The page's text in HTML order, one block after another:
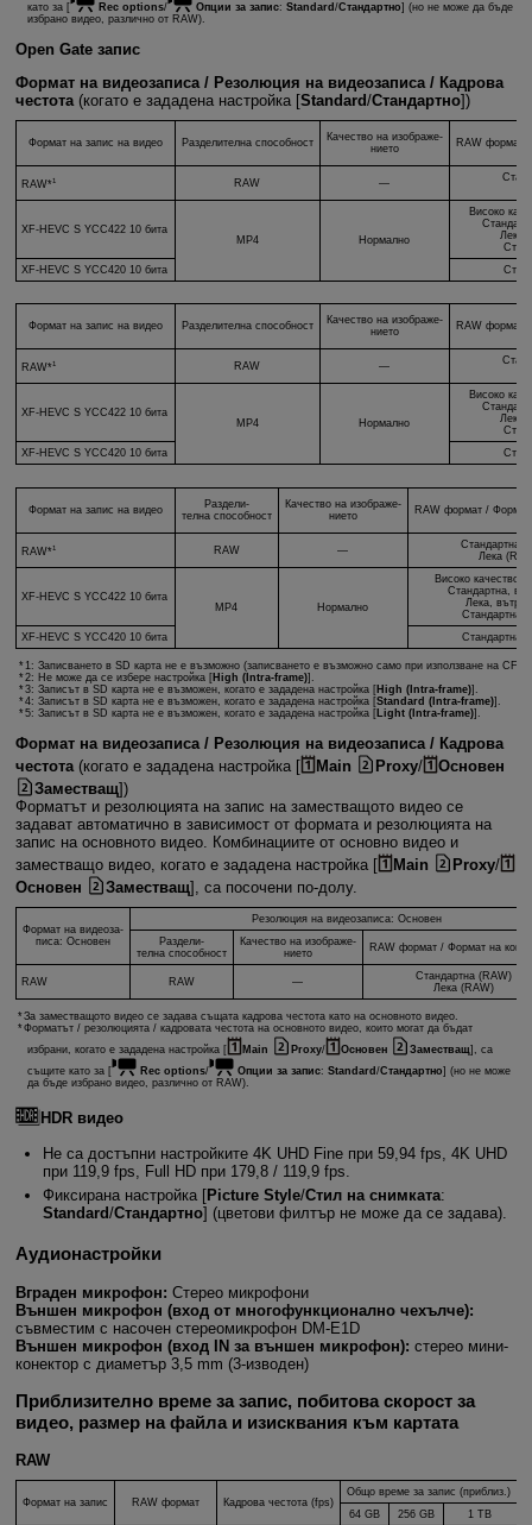
като за [
Rec options/ Опции за запис: Standard /Стандартно] (но не може да бъде
избрано видео, различно от RAW).
Open Gate запис
Формат на видеозаписа / Резолюция на видеозаписа / Кадрова
честота(когато е зададена настройка [Standard/Стандартно])
Формат на запис на видео Разделителна способност
Качество на изображе-
нието
RAW формат
RAW*1 RAW —
XF-HEVC S YCC422 10 бита
MP4
Нормално
Високо
Лека,
XF-HEVC S YCC420 10 бита
Формат на запис на видео Разделителна способност
Качество на изображе-
нието
RAW формат
RAW*1 RAW —
XF-HEVC S YCC422 10 бита
MP4
Нормално
Високо
Лека,
XF-HEVC S YCC420 10 бита
Формат на запис на видео
Раздели-
телна способност
Качество на изображе-
нието
RAW формат / Формат
RAW*1 RAW —
Стандартна
Лека
XF-HEVC S YCC422 10 бита
MP4
Нормално
Високо качество,
Стандартна,
Лека,
Стандартна
XF-HEVC S YCC420 10 бита Стандартна
1: Записването в SD карта не е възможно (записването е възможно само при използване на
2: Не може да се избере настройка [ High (Intra-frame)].
3: Записът в SD карта не е възможен, когато е зададена настройка [ High (Intra-frame)].
4: Записът в SD карта не е възможен, когато е зададена настройка [Standard (Intra-frame)].
5: Записът в SD карта не е възможен, когато е зададена настройка [ Light (Intra-frame)].
Формат на видеозаписа / Резолюция на видеозаписа / Кадрова
честота(когато е зададена настройка [ Main Proxy/
Основен
Заместващ])
Форматът и резолюцията на запис на заместващото видео се
задават автоматично в зависимост от формата и резолюцията на
запис на основното видео. Комбинациите от основно видео и
заместващо видео, когато е зададена настройка [
Main Proxy/
Основен
Заместващ], са посочени по-долу.
Формат на видеоза-
писа: Основен
Резолюция на видеозаписа: Основен
Раздели-
телна способност
Качество на изображе-
нието
RAW формат / Формат на
RAW RAW —
Стандартна (RAW)
Лека (RAW)
За заместващото видео се задава същата кадрова честота като на основното видео.
Форматът / резолюцията / кадровата честота на основното видео, които могат да бъдат
избрани, когато е зададена настройка [
Main Proxy/ Основен Заместващ], са
същите като за [
Rec options/ Опции за запис: Standard /Стандартно] (но не може
да бъде избрано видео, различно от RAW).
HDR видео
Не са достъпни настройките 4K UHD Fine при 59,94 fps, 4K UHD
при 119,9 fps, Full HD при 179,8 / 119,9 fps.
Фиксирана настройка [Picture Style/Стил на снимката:
Standard/Стандартно] (цветови филтър не може да се задава).
Аудионастройки
Вграден микрофон: Стерео микрофони
Външен микрофон (вход от многофункционално чехълче):
съвместим с насочен стереомикрофон DM-E1D
Външен микрофон (вход IN за външен микрофон): стерео мини-
конектор с диаметър 3,5 mm (3-изводен)
Приблизително време за запис, побитова скорост за
видео, размер на файла и изисквания към картата
RAW
Формат на запис RAW формат Кадрова честота (fps)
Общо време за запис (приблиз.)
64 GB
256 GB 1 TB